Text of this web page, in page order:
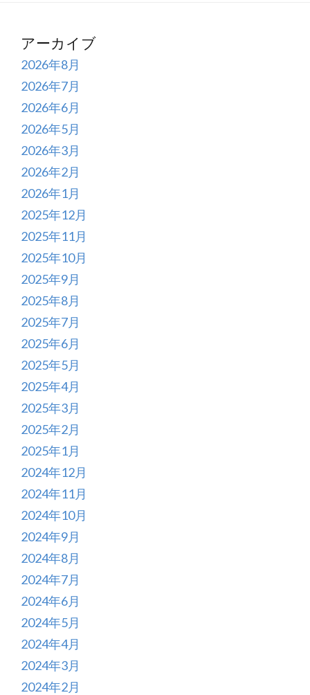
アーカイブ
2026年8月
2026年7月
2026年6月
2026年5月
2026年3月
2026年2月
2026年1月
2025年12月
2025年11月
2025年10月
2025年9月
2025年8月
2025年7月
2025年6月
2025年5月
2025年4月
2025年3月
2025年2月
2025年1月
2024年12月
2024年11月
2024年10月
2024年9月
2024年8月
2024年7月
2024年6月
2024年5月
2024年4月
2024年3月
2024年2月